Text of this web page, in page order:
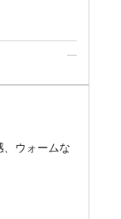
ウォームな